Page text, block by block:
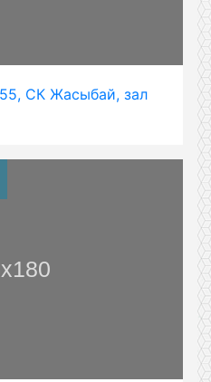
СК Жасыбай, зал